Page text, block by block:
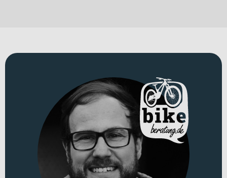
gelungenen Kombination aus einer vom Mountainbike inspirierten
Durchstieg. Ein leistungsstarker und geschmeidiger Shimano-
Antrieb ist nahtlos in den Aluminium-Rahmen integriert, während
eine Federgabel und großvolumige Reifen für Komfort und
Sicherheit sorgen. Mit serienmäßigen Schutzblechen, Gepäckträger,
Lichtanlage, Schloss und Seitenständer sowie reichweitenstarken
Akkus (630 Wh oder 750 Wh) bekommst du beim eBIG.TOUR das
Beste aus zwei Welten.